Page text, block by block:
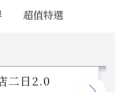
超值特選
二日2.0